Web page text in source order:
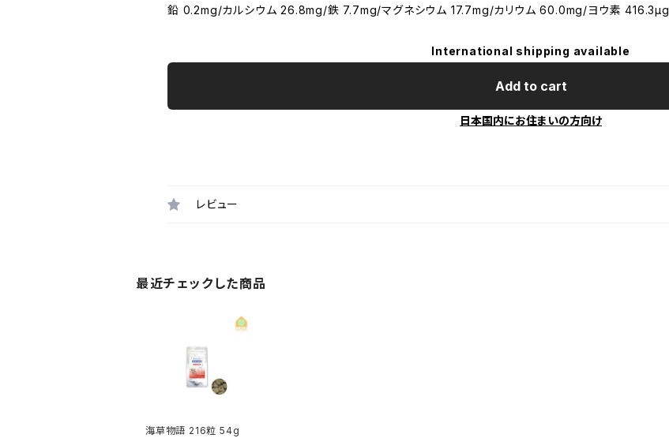
鉛 0.2mg/カルシウム 26.8mg/鉄 7.7mg/マグネシウム 17.7mg/カリウム 60.0mg/ヨウ素 416.3μg
International shipping available
Add to cart
日本国内にお住まいの方向け
レビュー
最近チェックした商品
海草物語 216粒 54g